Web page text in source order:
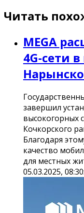
Читать
MEGA
4G-cети
завершил
высокогорных
Кочкорского
Благодаря
качество
для местных
05.03.2025,